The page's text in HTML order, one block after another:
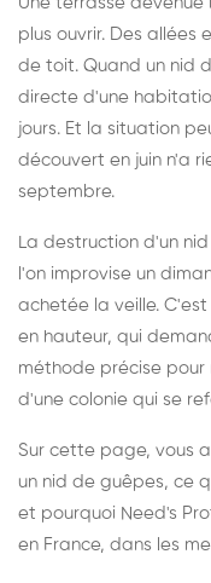
plus ouvrir. Des allées
de toit. Quand un nid
directe d'une
jours. Et la situation
découvert en juin n'a
septembre.
La destruction d'un
l'on improvise un
achetée la veille.
en hauteur, qui
méthode précise pour
d'une colonie qui se
Sur cette page, vous
un nid de guêpes, ce
et pourquoi Need's
en France, dans les